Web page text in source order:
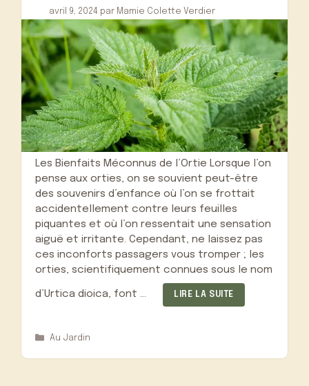
avril 9, 2024 par Mamie Colette Verdier
Les Bienfaits Méconnus de l’Ortie Lorsque l’on
pense aux orties, on se souvient peut-être
des souvenirs d’enfance où l’on se frottait
accidentellement contre leurs feuilles
piquantes et où l’on ressentait une sensation
aiguë et irritante. Cependant, ne laissez pas
ces inconforts passagers vous tromper ; les
orties, scientifiquement connues sous le nom
d’Urtica dioica, font … LIRE LA SUITE
Catégories
Au Jardin